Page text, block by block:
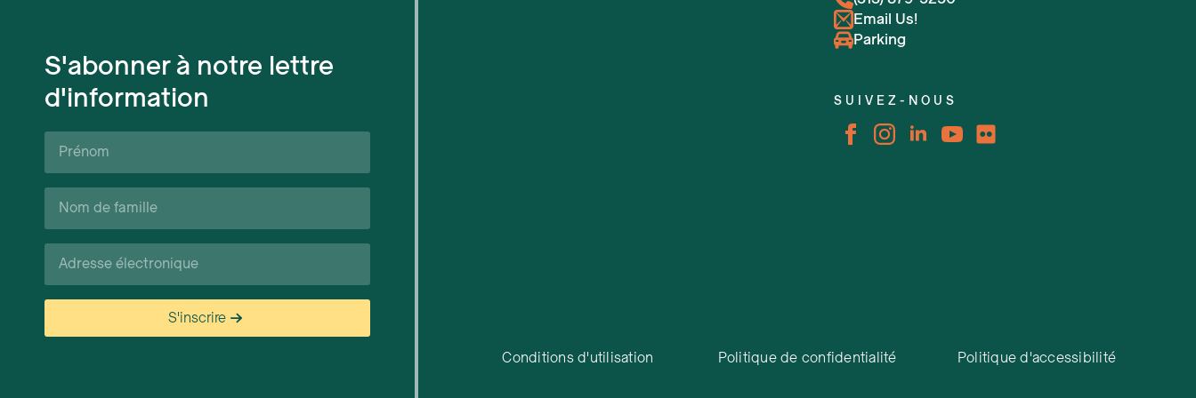
S'abonner à notre lettre
d'information
Prénom*
Nom
de
Courriel*
S'inscrire
Email Us!
Parking
SUIVEZ-NOUS
Conditions d'utilisation Politique de confidentialité Politique d'accessibilité